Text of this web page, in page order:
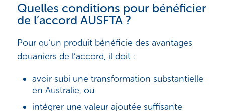
Quelles conditions pour bénéficier
de l’accord AUSFTA ?
Pour qu’un produit bénéficie des avantages
douaniers de l’accord, il doit :
avoir subi une transformation substantielle
en Australie, ou
intégrer une valeur ajoutée suffisante